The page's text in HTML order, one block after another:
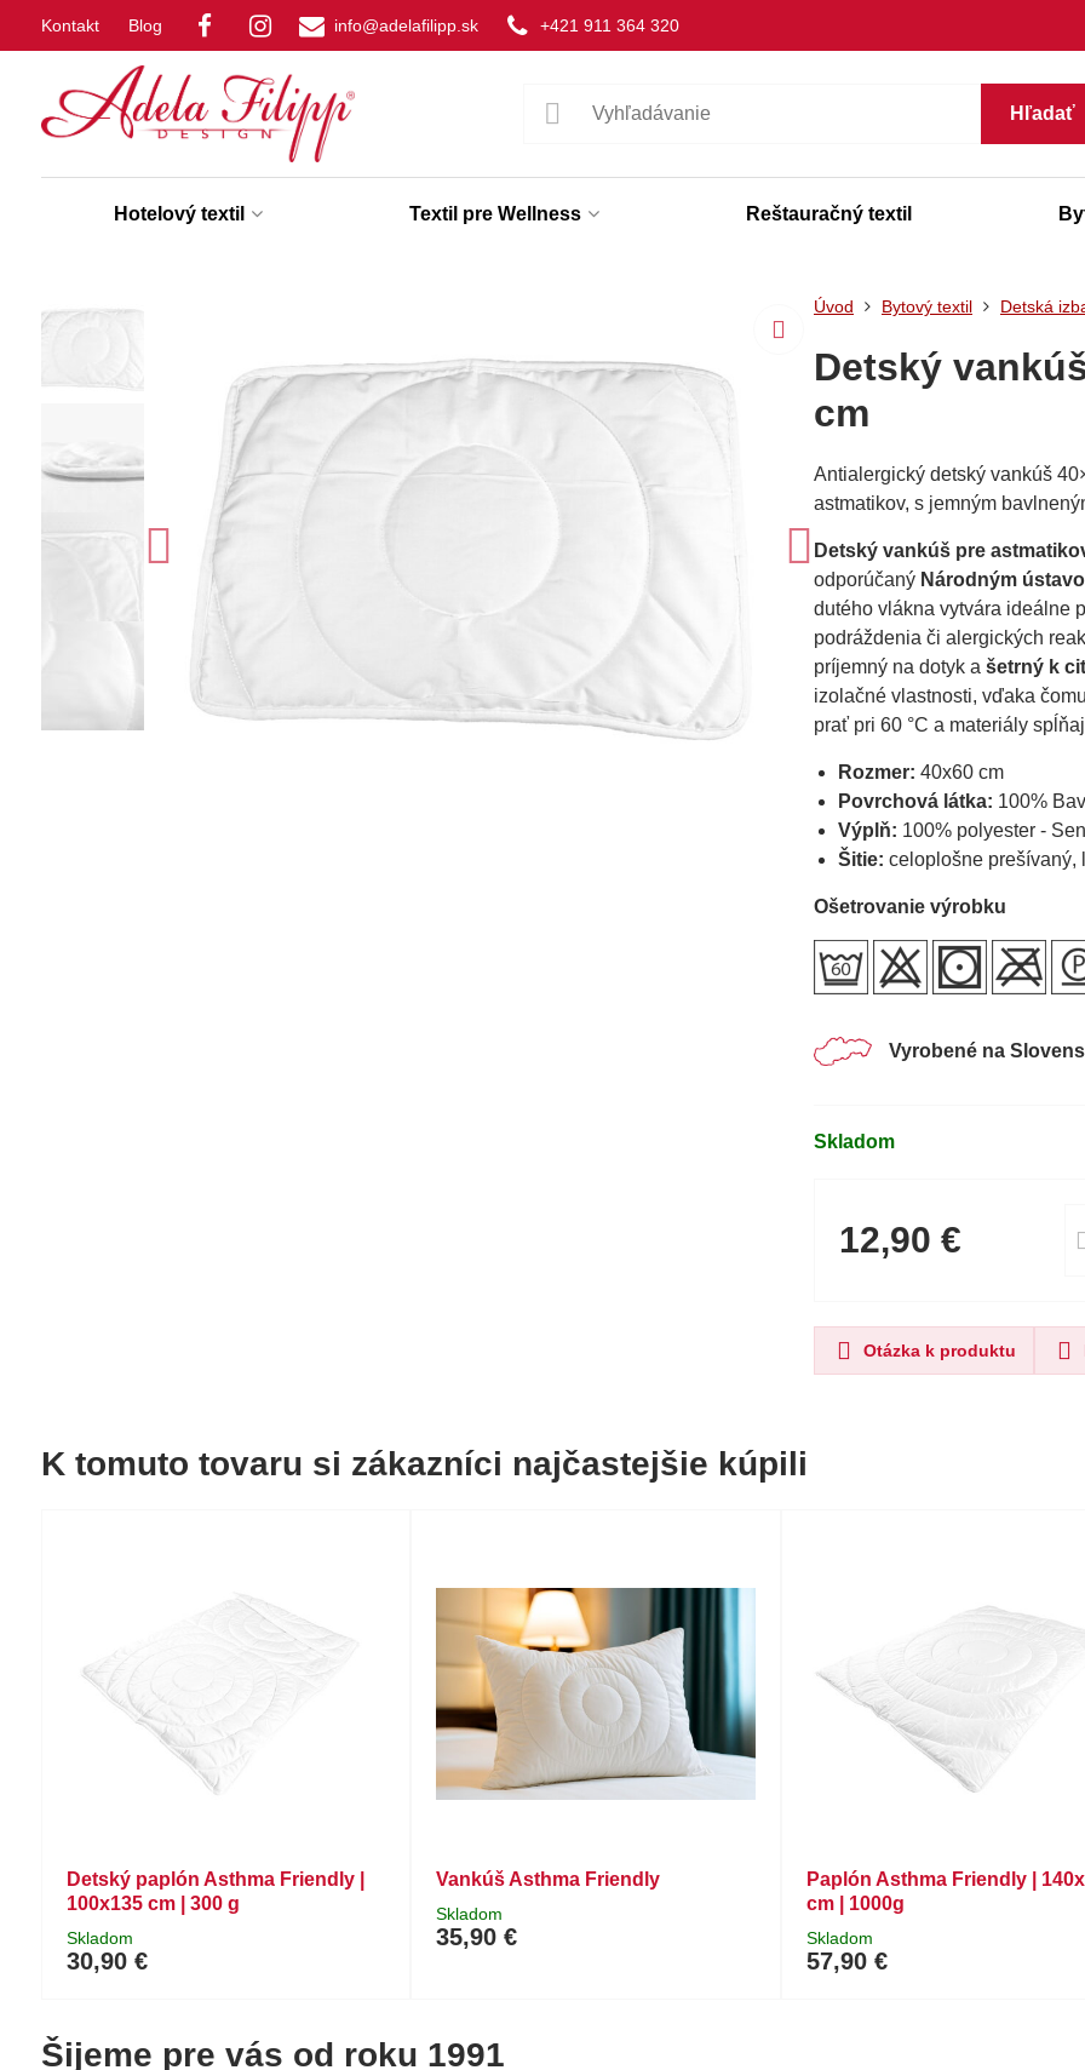
Kontakt Blog info@adelafilipp.sk +421 911 364 320
Hľadať
Hotelový textil Textil pre Wellness Reštauračný textil
Úvod Bytový textil Detská
Detský
cm
Antialergický detský vankúš
astmatikov, s jemným
Detský vankúš pre
odporúčaný Národným
dutého vlákna vytvára ideálne
podráždenia či alergických
príjemný na dotyk a šetrný k
izolačné vlastnosti, vďaka
prať pri 60 °C a materiály
Rozmer: 40x60 cm
Povrchová látka: 100%
Výplň: 100% polyester -
Šitie: celoplošne prešívaný,
Ošetrovanie výrobku
Vyrobené na
Skladom
12,90 €
Otázka k produktu
K tomuto tovaru si zákazníci najčastejšie kúpili
Detský paplón Asthma Friendly |
100x135 cm | 300 g
Skladom
30,90 €
Vankúš Asthma Friendly
Skladom
35,90 €
Paplón Asthma Friendly |
cm | 1000g
Skladom
57,90 €
Šijeme pre vás od roku 1991